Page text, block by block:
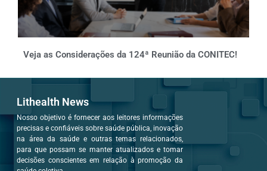
Veja as Considerações da 124ª Reunião da CONITEC!
Lithealth News
Nosso objetivo é fornecer aos leitores informações
precisas e confiáveis sobre saúde pública, inovação
na área da saúde e outras temas relacionados,
para que possam se manter atualizados e tomar
decisões conscientes em relação à promoção da